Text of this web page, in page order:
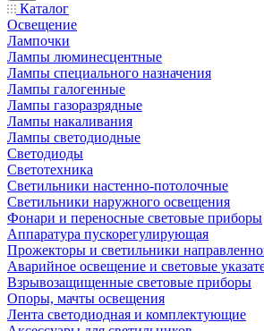
Каталог
Освещение
Лампочки
Лампы люминесцентные
Лампы специального назначения
Лампы галогенные
Лампы газоразрядные
Лампы накаливания
Лампы светодиодные
Светодиоды
Светотехника
Светильники настенно-потолочные
Светильники наружного освещения
Фонари и переносные световые приборы
Аппаратура пускорегулирующая
Прожекторы и светильники
Аварийное освещение и световые
Взрывозащищенные световые приборы
Опоры, мачты освещения
Лента светодиодная и комплектующие